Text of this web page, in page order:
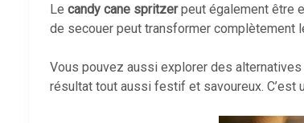
Le candy cane spritzerpeut également être
de secouer peut transformer complètement
Vous pouvez aussi explorer des
résultat tout aussi festif et savoureux. C’est